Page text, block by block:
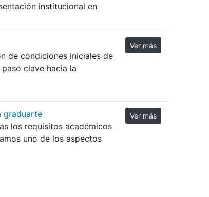
institucional en
de condiciones iniciales de
paso clave hacia la
Ver más
graduarte
los requisitos académicos
uno de los aspectos
Ver más